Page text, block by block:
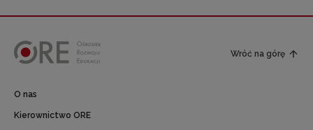
Wróć na górę
O nas
Kierownictwo ORE